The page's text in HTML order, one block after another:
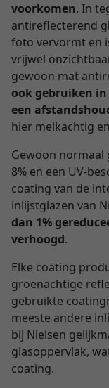
voorkomen. In
antireflecterend
foto vervormt en
vrijwel
gewoon mat
ook gebruiken
een
hier melkachtig
Gewoon normaal
8% en een UV-
coating van de
inlijstglazen van
dan 1%
verhoogd.
Elke coating
groenachtige
gebruikte
meeste andere
bij Nielsen
glasoppervlak,
coating.